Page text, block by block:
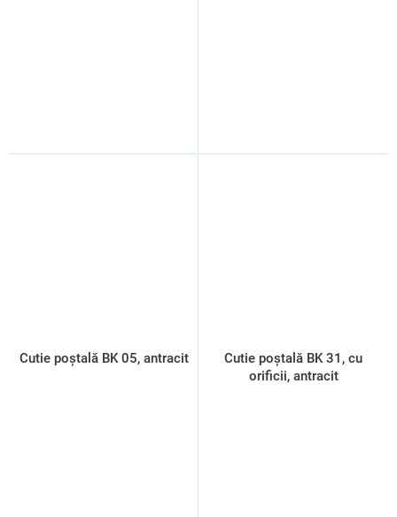
Cutie poștală BK 05, antracit
Cutie poștală BK 31, cu
orificii, antracit